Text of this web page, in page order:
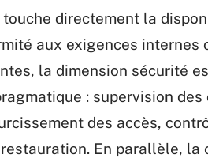
directement la
aux exigences internes
la dimension sécurité
: supervision
des accès,
En parallèle, la